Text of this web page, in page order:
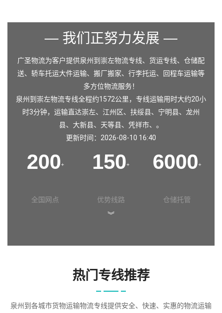
— 我们正努力发展 —
广圣物流为客户提供泉州到崇左物流专线、货运专线、仓储配
送、轿车托运大件运输、搬厂搬家、行李托运、回程车运输等
多方位物流服务！
泉州到崇左物流专线全程约1572公里，专线运输用时大约20小
时3分钟，运输直达崇左、江州区、扶绥县、宁明县、龙州
县、大新县、天等县、凭祥市、。
更新时间：2026-08-10 16:40
200+
全国网点
150+
优势线路
6000+
仓储托管
︾
热门专线推荐
泉州到各城市货物运输物流专线提供安全、快速、实惠的物流运输